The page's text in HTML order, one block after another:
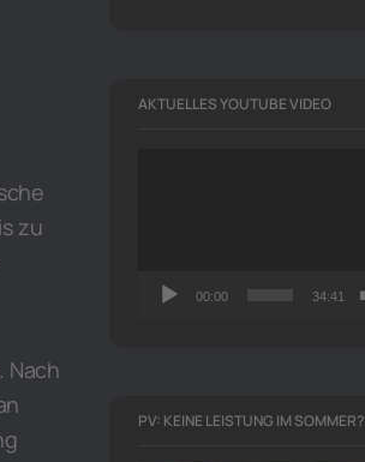
zu
Nach
AKTUELLES YOUTUBE VIDEO
00:00 34:41
PV: KEINE LEISTUNG IM SOMMER?